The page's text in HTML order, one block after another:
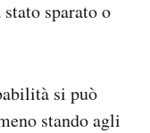
sparato o
si può
stando agli